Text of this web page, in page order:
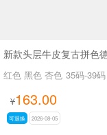
红色 黑色 杏色 35码-39码
¥163.00
可退换 2026-08-05